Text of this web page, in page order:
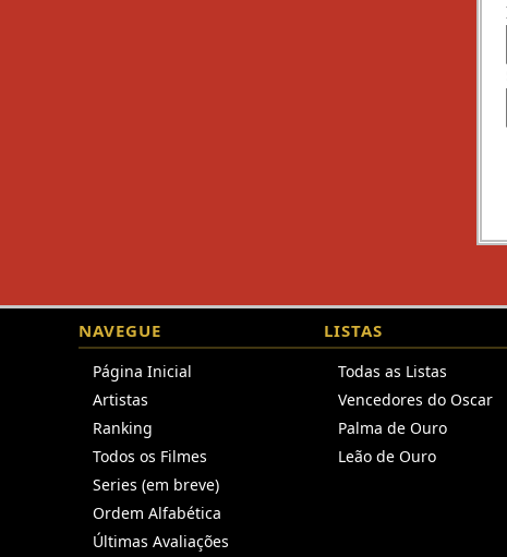
NAVEGUE
Página Inicial
Artistas
Ranking
Todos os Filmes
Series (em breve)
Ordem Alfabética
Últimas Avaliações
LISTAS
Todas as Listas
Vencedores do Oscar
Palma de Ouro
Leão de Ouro